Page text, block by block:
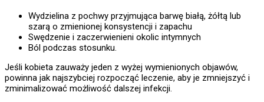
Wydzielina z pochwy przyjmująca barwę białą, żółtą lub
szarą o zmienionej konsystencji i zapachu
Swędzenie i zaczerwienieni okolic intymnych
Ból podczas stosunku.
Jeśli kobieta zauważy jeden z wyżej wymienionych objawów,
powinna jak najszybciej rozpocząć leczenie, aby je zmniejszyć i
zminimalizować możliwość dalszej infekcji.